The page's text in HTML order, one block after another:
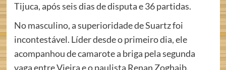
Tijuca, após seis dias de disputa e 36 partidas.
No masculino, a superioridade de Suartz foi
incontestável. Líder desde o primeiro dia, ele
acompanhou de camarote a briga pela segunda
vaga entre Vieira e o paulista Renan Zoghaib.